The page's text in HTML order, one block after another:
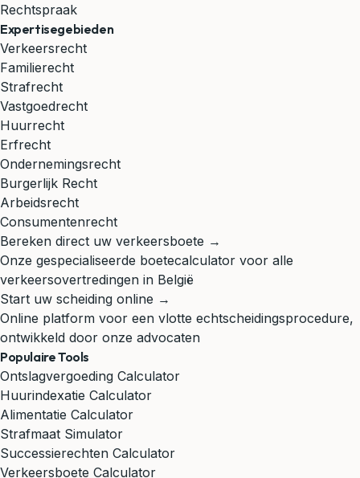
Rechtspraak
Expertisegebieden
Verkeersrecht
Familierecht
Strafrecht
Vastgoedrecht
Huurrecht
Erfrecht
Ondernemingsrecht
Burgerlijk Recht
Arbeidsrecht
Consumentenrecht
Bereken direct uw verkeersboete →
Onze gespecialiseerde boetecalculator voor alle
verkeersovertredingen in België
Start uw scheiding online →
Online platform voor een vlotte echtscheidingsprocedure,
ontwikkeld door onze advocaten
Populaire Tools
Ontslagvergoeding Calculator
Huurindexatie Calculator
Alimentatie Calculator
Strafmaat Simulator
Successierechten Calculator
Verkeersboete Calculator